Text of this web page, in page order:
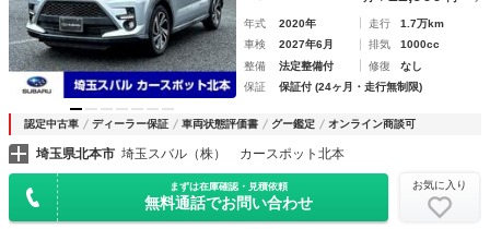
年式 2020年 走行
1.7万km
車検
2027年6月 排気
1000cc
整備
法定整備付 修復
なし
保証
保証付 (24ヶ月・走行無制限)
認定中古車 ディーラー保証 車両状態評価書 グー鑑定 オンライン商談可
埼玉県北本市 埼玉スバル（株） カースポット北本
まずは在庫確認・見積依頼
無料通話でお問い合わせ
お気に入り